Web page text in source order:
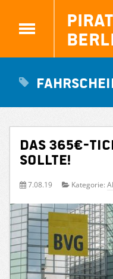
Das 365€-
sollte!
7.08.19 Kategorie: